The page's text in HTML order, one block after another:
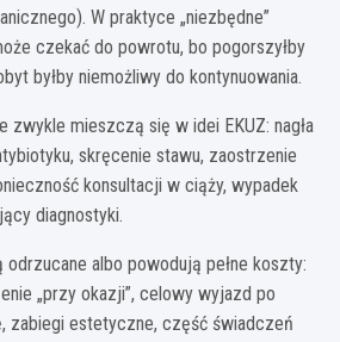
W praktyce „niezbędne”
czekać do powrotu, bo pogorszyłby
byłby niemożliwy do kontynuowania.
zwykle mieszczą się w idei EKUZ: nagła
skręcenie stawu, zaostrzenie
konsultacji w ciąży, wypadek
diagnostyki.
odrzucane albo powodują pełne koszty:
„przy okazji”, celowy wyjazd po
zabiegi estetyczne, część świadczeń